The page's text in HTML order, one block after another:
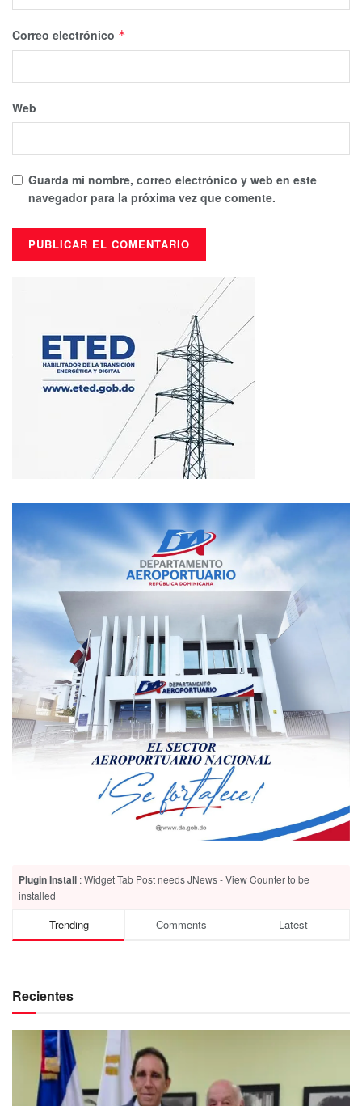
Correo electrónico *
Web
Guarda mi nombre, correo electrónico y web en este
navegador para la próxima vez que comente.
Plugin Install : Widget Tab Post needs JNews - View Counter to be
installed
Trending Comments Latest
Recientes